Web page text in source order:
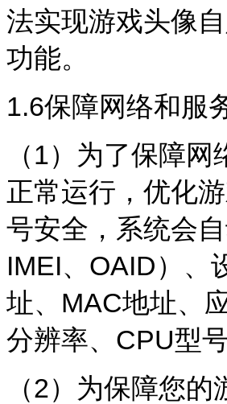
法实现游戏头像
功能。
1.6保障网络和服
（1）为了保障
正常运行，优化
号安全，系统会
IMEI、OAID）、
址、MAC地址、
分辨率、CPU型
（2）为保障您